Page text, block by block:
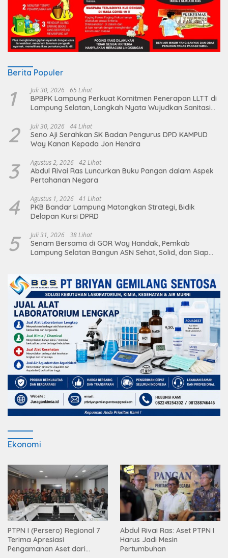
Berita Populer
1 Juli 30, 2026 65 Lihat
BPBPK Lampung Perkuat Komitmen Penerapan LLTT di
Lampung Selatan, Langkah Nyata Wujudkan Sanitasi
2 Juli 30, 2026 44 Lihat
Seno Aji Serahkan SK Badan Pengurus DPD KAMPUD
Way Kanan Kepada Jon Hendra
3 Agustus 2, 2026 42 Lihat
Abdul Rivai Ras Luncurkan Buku Pangan dalam Aspek
Pertahanan Negara
4 Agustus 1, 2026 41 Lihat
PKB Bandar Lampung Matangkan Strategi, Bidik
Delapan Kursi DPRD
5 Juli 31, 2026 38 Lihat
Senam Bersama di GOR Way Handak, Pemkab
Lampung Selatan Bangun ASN Sehat, Solid, dan Siap
Ekonomi
PTPN I (Persero) Regional 7
Terima Apresiasi
Pengamanan Aset dari
Abdul Rivai Ras: Aset PTPN I
Harus Jadi Mesin
Pertumbuhan